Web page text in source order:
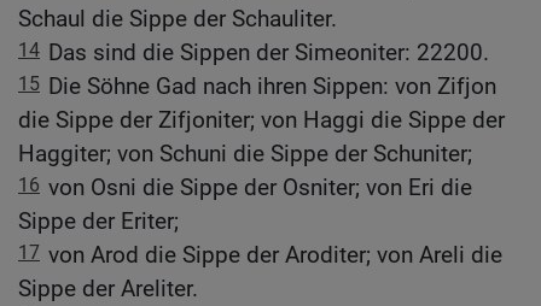
Schaul die Sippe der Schauliter.
14 Das sind die Sippen der Simeoniter: 22200.
15 Die Söhne Gad nach ihren Sippen: von Zifjon
die Sippe der Zifjoniter; von Haggi die Sippe der
Haggiter; von Schuni die Sippe der Schuniter;
16 von Osni die Sippe der Osniter; von Eri die
Sippe der Eriter;
17 von Arod die Sippe der Aroditer; von Areli die
Sippe der Areliter.